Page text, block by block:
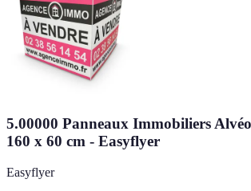
5.00000 Panneaux Immobiliers
160 x 60 cm - Easyflyer
Easyflyer